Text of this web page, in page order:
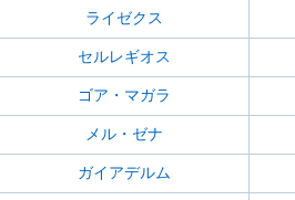
ライゼクス
セルレギオス
ゴア・マガラ
メル・ゼナ
ガイアデルム